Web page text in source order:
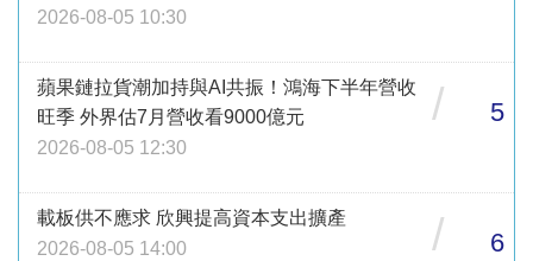
2026-08-05 10:30
蘋果鏈拉貨潮加持與AI共振！鴻海下半年營收
旺季 外界估7月營收看9000億元
2026-08-05 12:30
/ 5
載板供不應求 欣興提高資本支出擴產
2026-08-05 14:00
/ 6